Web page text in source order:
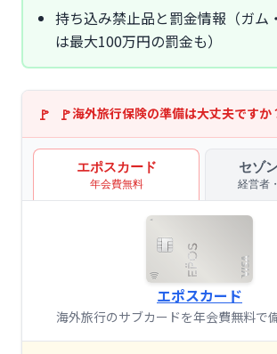
持ち込み禁止品と罰金情報（ガム
は最大100万円の罰金も）
海外旅行保険の準備は大丈夫ですか
エポスカード
年会費無料
セゾ
経営者
エポスカード
海外旅行のサブカードを年会費無料で